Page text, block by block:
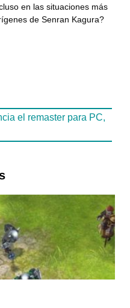
en las situaciones más
de Senran Kagura?
el remaster para PC,